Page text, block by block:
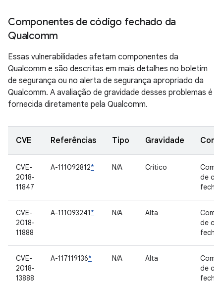
Componentes de código fechado da
Qualcomm
Essas vulnerabilidades afetam componentes da
Qualcomm e são descritas em mais detalhes no boletim
de segurança ou no alerta de segurança apropriado da
Qualcomm. A avaliação de gravidade desses problemas é
fornecida diretamente pela Qualcomm.
CVE Referências Tipo Gravidade
CVE-
2018-
11847
A-111092812* N/A Crítico
de
CVE-
2018-
11888
A-111093241* N/A Alta
de
CVE-
2018-
13888
A-117119136* N/A Alta
de